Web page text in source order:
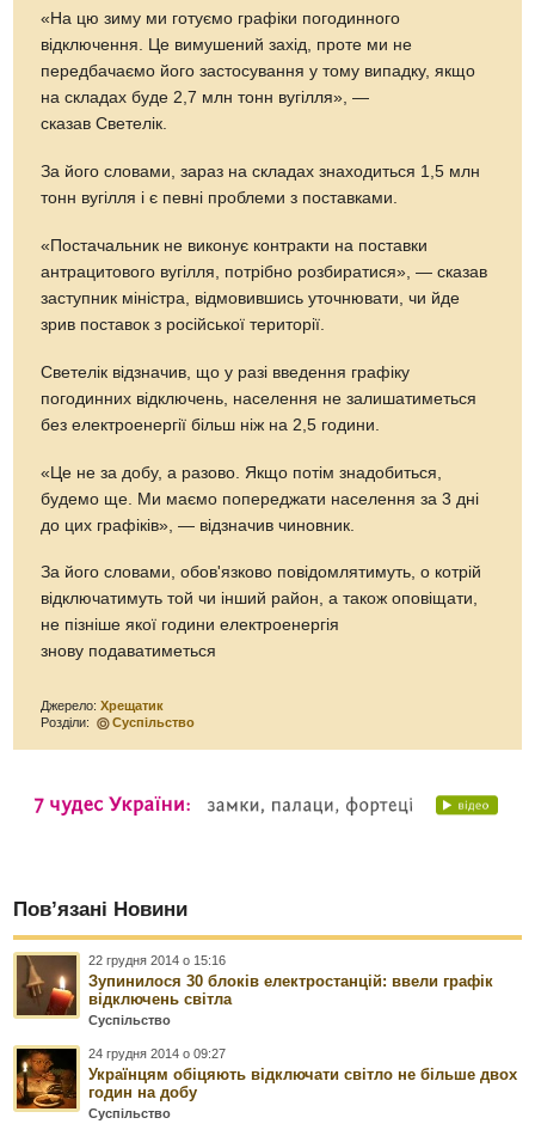
«На цю зиму ми готуємо графіки погодинного
відключення. Це вимушений захід, проте ми не
передбачаємо його застосування у тому випадку, якщо
на складах буде 2,7 млн тонн вугілля», —
сказав Светелік.
За його словами, зараз на складах знаходиться 1,5 млн
тонн вугілля і є певні проблеми з поставками.
«Постачальник не виконує контракти на поставки
антрацитового вугілля, потрібно розбиратися», — сказав
заступник міністра, відмовившись уточнювати, чи йде
зрив поставок з російської території.
Светелік відзначив, що у разі введення графіку
погодинних відключень, населення не залишатиметься
без електроенергії більш ніж на 2,5 години.
«Це не за добу, а разово. Якщо потім знадобиться,
будемо ще. Ми маємо попереджати населення за 3 дні
до цих графіків», — відзначив чиновник.
За його словами, обов'язково повідомлятимуть, о котрій
відключатимуть той чи інший район, а також оповіщати,
не пізніше якої години електроенергія
знову подаватиметься
Джерело:Хрещатик
Розділи:
Суспільство
Пов’язані Новини
22 грудня 2014 о 15:16
Зупинилося 30 блоків електростанцій: ввели графік
відключень світла
Суспільство
24 грудня 2014 о 09:27
Українцям обіцяють відключати світло не більше двох
годин на добу
Суспільство